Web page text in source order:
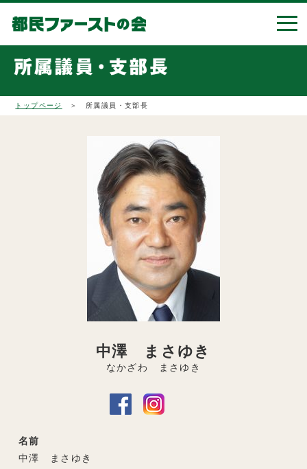
トップページ ＞ 所属議員・支部長
中澤 まさゆき
なかざわ まさゆき
名前
中澤 まさゆき